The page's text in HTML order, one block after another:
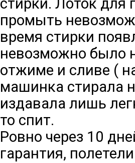
стирки. Лоток для
промыть
время стирки
невозможно было
отжиме и сливе (
машинка стирала
издавала лишь
то спит.
Ровно через 10
гарантия,